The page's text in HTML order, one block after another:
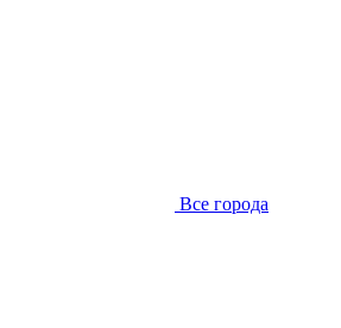
Все города